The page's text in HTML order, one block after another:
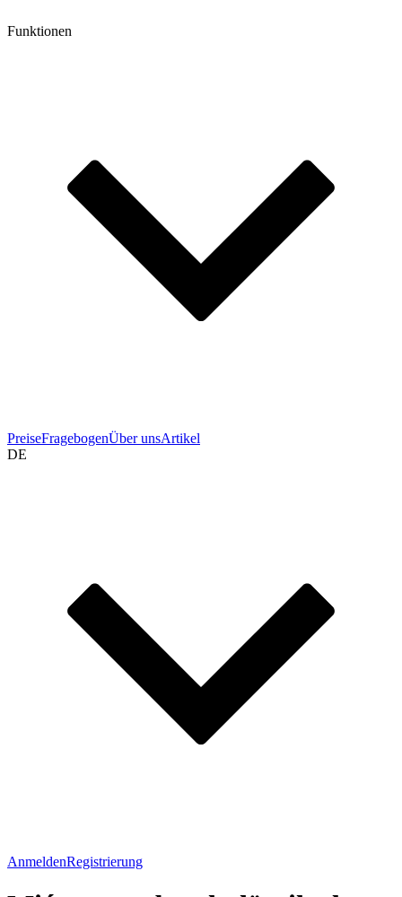
Funktionen
PreiseFragebogenÜber unsArtikel
DE
AnmeldenRegistrierung